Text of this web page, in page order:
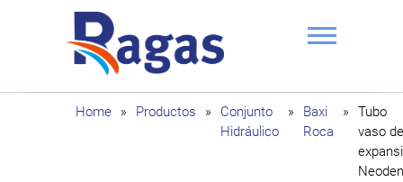
Ragas
Home » Productos »
Conjunto
Hidráulico
»
Baxi
Roca
»
Tubo
vaso de